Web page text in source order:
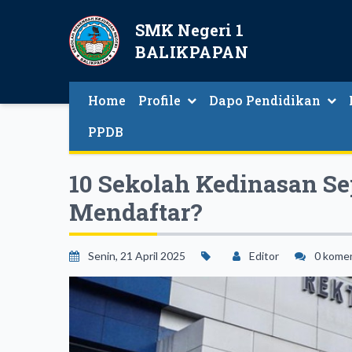
SMK Negeri 1
BALIKPAPAN
Home Profile Dapo Pendidikan
PPDB
10 Sekolah Kedinasan
Mendaftar?
Senin, 21 April 2025 Editor 0